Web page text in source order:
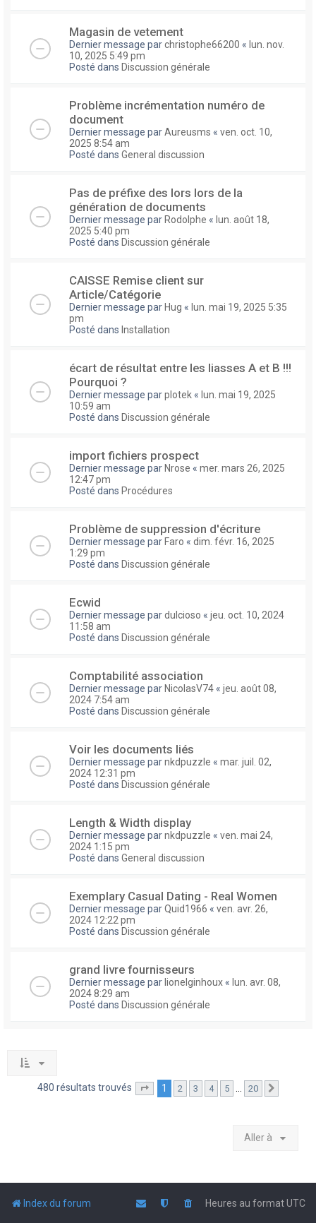
Magasin de vetement
Dernier message parchristophe66200 « lun. nov.
10, 2025 5:49 pm
Posté dans Discussion générale
Problème incrémentation numéro de
document
Dernier message parAureusms « ven. oct. 10,
2025 8:54 am
Posté dans General discussion
Pas de préfixe des lors lors de la
génération de documents
Dernier message par Rodolphe « lun. août 18,
2025 5:40 pm
Posté dans Discussion générale
CAISSE Remise client sur
Article/Catégorie
Dernier message par Hug « lun. mai 19, 2025 5:35
pm
Posté dans Installation
écart de résultat entre les liasses A et B !!!
Pourquoi ?
Dernier message parplotek « lun. mai 19, 2025
10:59 am
Posté dans Discussion générale
import fichiers prospect
Dernier message par Nrose « mer. mars 26, 2025
12:47 pm
Posté dans Procédures
Problème de suppression d'écriture
Dernier message par Faro « dim. févr. 16, 2025
1:29 pm
Posté dans Discussion générale
Ecwid
Dernier message pardulcioso « jeu. oct. 10, 2024
11:58 am
Posté dans Discussion générale
Comptabilité association
Dernier message par NicolasV74 « jeu. août 08,
2024 7:54 am
Posté dans Discussion générale
Voir les documents liés
Dernier message parnkdpuzzle « mar. juil. 02,
2024 12:31 pm
Posté dans Discussion générale
Length & Width display
Dernier message parnkdpuzzle « ven. mai 24,
2024 1:15 pm
Posté dans General discussion
Exemplary Сasual Dating - Real Women
Dernier message parQuid1966 « ven. avr. 26,
2024 12:22 pm
Posté dans Discussion générale
grand livre fournisseurs
Dernier message par lionelginhoux « lun. avr. 08,
2024 8:29 am
Posté dans Discussion générale
480 résultats trouvés Page sur20
1 2 3 4 5 … 20
Aller à
Index du forum Heures au formatUTC